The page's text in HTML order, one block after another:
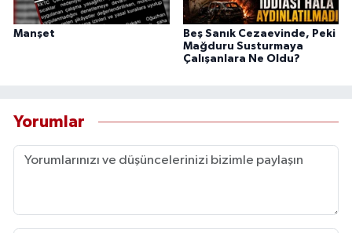
Manşet
Beş Sanık Cezaevinde, Peki
Mağduru Susturmaya
Çalışanlara Ne Oldu?
Yorumlar